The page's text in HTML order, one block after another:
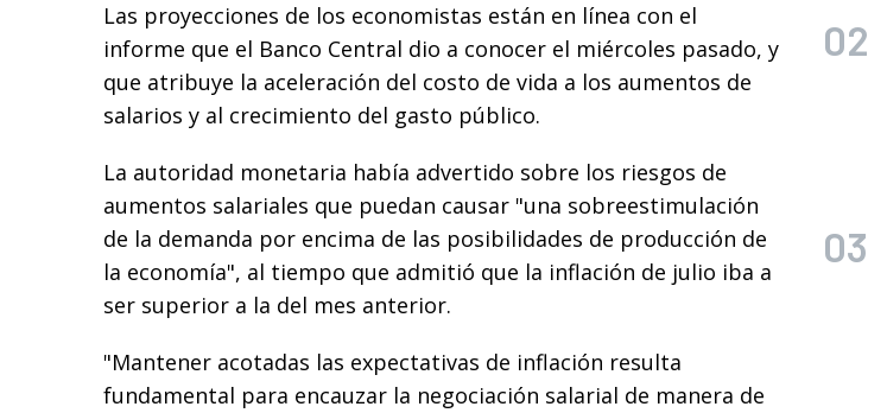
Las proyecciones de los economistas están en línea con el
informe que el Banco Central dio a conocer el miércoles pasado, y
que atribuye la aceleración del costo de vida a los aumentos de
salarios y al crecimiento del gasto público.
La autoridad monetaria había advertido sobre los riesgos de
aumentos salariales que puedan causar "una sobreestimulación
de la demanda por encima de las posibilidades de producción de
la economía", al tiempo que admitió que la inflación de julio iba a
ser superior a la del mes anterior.
"Mantener acotadas las expectativas de inflación resulta
fundamental para encauzar la negociación salarial de manera de